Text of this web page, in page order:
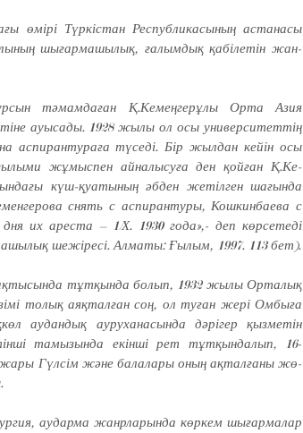
өмірі Түр­кіс­тан Респуб­ликасының астанасы
шығар­машылық, ғалымдық қабілетін жан-
тәмамдаған Қ.Ке­меңгерұлы Орта Азия
ауысады. 1928 жылы ол осы университеттің
ас­пирантураға түседі. Бір жылдан кейін осы
жұ­мыспен айналысуға ден қойған Қ.Ке­
күш-қуатының әбден жетілген шағында
снять с аспирантуры, Кошкинбаева с
их ареста – 1/Х. 1930 года»,- деп көрсетеді
шежіресі. Алматы: Ғылым, 1997. 113 бет).
тұтқында болып, 1932 жылы Орталық
толық аяқталған соң, ол туған жері Омбыға
аудандық ауруханасында дәрігер қызметін
тамызында екінші рет тұтқындалып, 16-
Гүлсім және балалары оның ақталғаны жө­
аударма жанрларын­да көркем шығар­малар